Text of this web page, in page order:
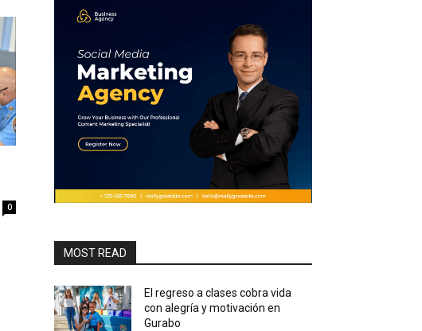
0
MOST READ
El regreso a clases cobra vida
con alegría y motivación en
Gurabo